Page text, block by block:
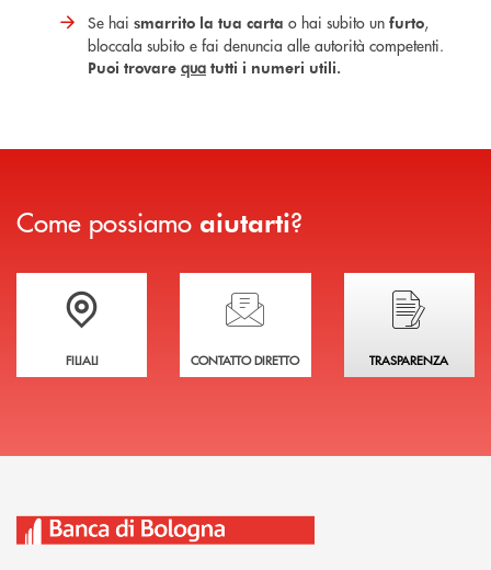
Se hai smarrito la tua carta o hai subito un furto,
bloccala subito e fai denuncia alle autorità competenti.
Puoi trovare qua tutti i numeri utili.
Come possiamo aiutarti?
Trova la filiale più vicina a te
FILIALI
Hai bisogno di assistenza immediata?
CONTATTO DIRETTO
Hai bisogno di
TRASPARENZA